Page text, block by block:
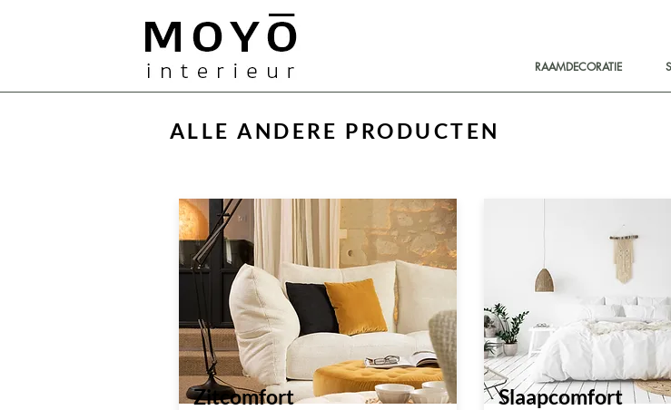
MOYO
RAAMDECORATIE
ALLE ANDERE PRODUCTEN
Zitcomfort Slaapcomfort